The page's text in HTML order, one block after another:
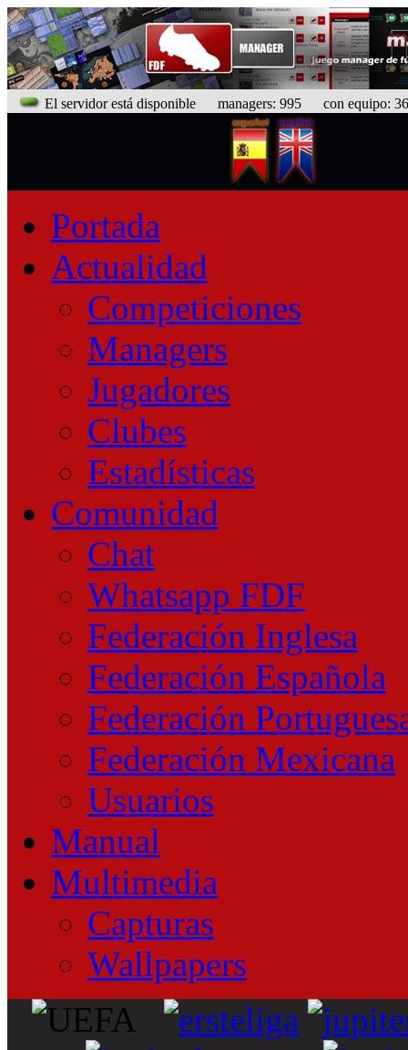
El servidor está disponible managers: 995 con equipo:
Portada
Actualidad
Competiciones
Managers
Jugadores
Clubes
Estadísticas
Comunidad
Chat
Whatsapp FDF
Federación Inglesa
Federación Española
Federación
Federación Mexicana
Usuarios
Manual
Multimedia
Capturas
Wallpapers